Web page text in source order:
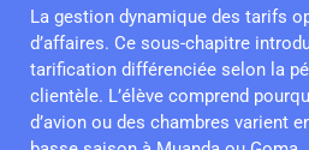
La gestion dynamique des tarifs
d’affaires. Ce sous-chapitre
tarification différenciée selon la
clientèle. L’élève comprend
d’avion ou des chambres varient